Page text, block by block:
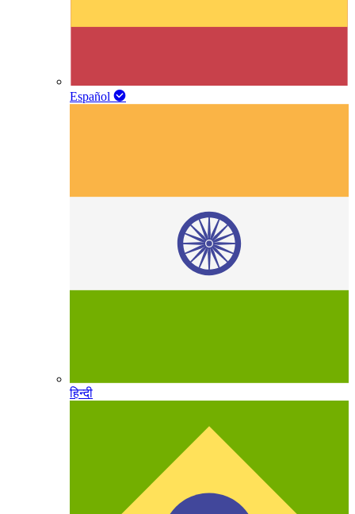
Español
हिन्दी